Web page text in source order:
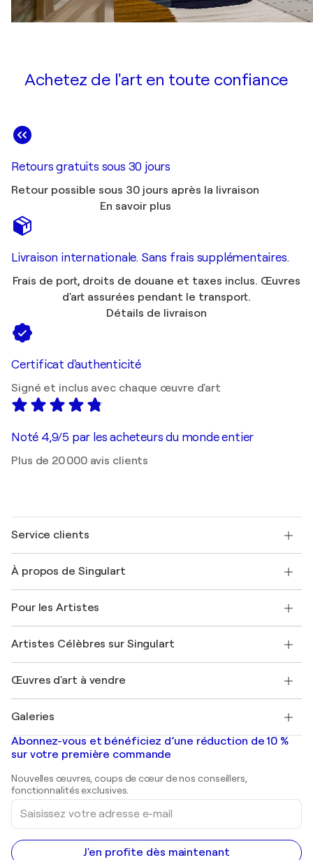
Achetez de l'art en toute confiance
Retours gratuits sous 30 jours
Retour possible sous 30 jours après la livraison
En savoir plus
Livraison internationale. Sans frais supplémentaires.
Frais de port, droits de douane et taxes inclus. Œuvres
d'art assurées pendant le transport.
Détails de livraison
Certificat d'authenticité
Signé et inclus avec chaque œuvre d'art
Noté 4,9/5 par les acheteurs du monde entier
Plus de 20 000 avis clients
Service clients
Expédition
Offrir une carte cadeau
Rejoignez notre programme commercial
Mon compte
+33 1 76 44 06 42
À propos de Singulart
FAQ
Magazine Singulart
Emplois
Découvrez une sélection d'art original
Pour les Artistes
Se connecter en tant qu'Artiste
Artistes Célèbres sur Singulart
Marc Chagall
Banksy
Mr. Brainwash
Shepard Fairey
Œuvres d'art à vendre
Tableaux abstraits à vendre
Peintures de paysage
Estampes
Peintures acryliques
Galeries
Galeries d'art en France
Galeries d'art en Belgique
Abonnez-vous et bénéficiez d’une réduction de 10 %
sur votre première commande
Nouvelles œuvres, coups de cœur de nos conseillers,
fonctionnalités exclusives.
Saisissez
votre
adresse
e-
mail
J'en profite dès maintenant